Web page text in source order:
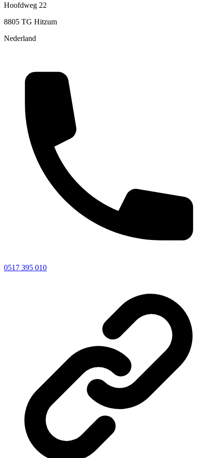
Hoofdweg 22
8805 TG Hitzum
Nederland
0517 395 010